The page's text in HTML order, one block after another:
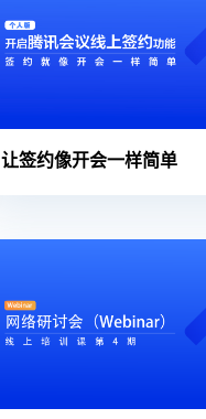
让签约像开会一样简单